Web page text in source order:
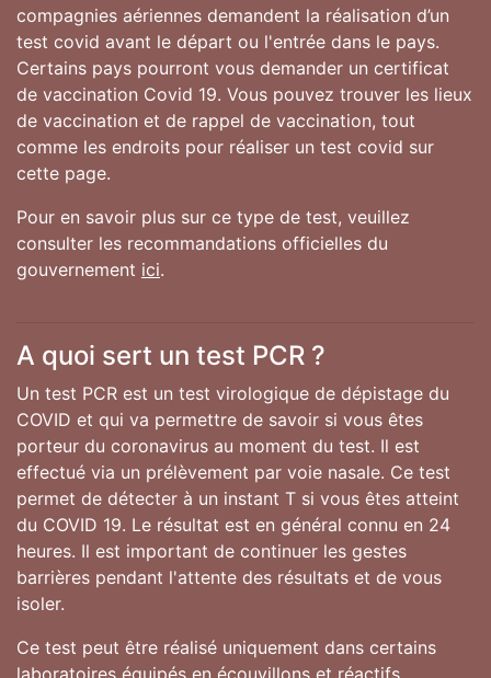
compagnies aériennes demandent la réalisation d’un
test covid avant le départ ou l'entrée dans le pays.
Certains pays pourront vous demander un certificat
de vaccination Covid 19. Vous pouvez trouver les lieux
de vaccination et de rappel de vaccination, tout
comme les endroits pour réaliser un test covid sur
cette page.
Pour en savoir plus sur ce type de test, veuillez
consulter les recommandations officielles du
gouvernement ici.
A quoi sert un test PCR ?
Un test PCR est un test virologique de dépistage du
COVID et qui va permettre de savoir si vous êtes
porteur du coronavirus au moment du test. Il est
effectué via un prélèvement par voie nasale. Ce test
permet de détecter à un instant T si vous êtes atteint
du COVID 19. Le résultat est en général connu en 24
heures. Il est important de continuer les gestes
barrières pendant l'attente des résultats et de vous
isoler.
Ce test peut être réalisé uniquement dans certains